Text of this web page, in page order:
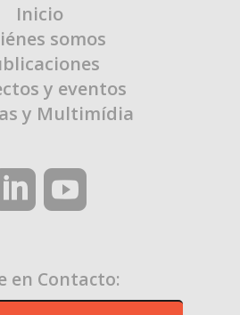
Inicio
somos
y eventos
y Multimídia
en Contacto: